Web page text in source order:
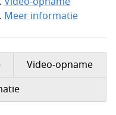
Meer informatie
Video-opname